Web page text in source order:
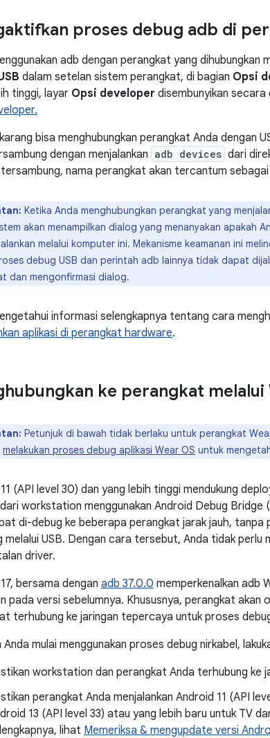
proses debug adb di
adb dengan perangkat yang dihubungkan
dalam setelan sistem perangkat, di bagian Opsi
tinggi, layar Opsi developer disembunyikan
bisa menghubungkan perangkat Anda dengan
dengan menjalankan adb devices dari
nama perangkat akan tercantum
Ketika Anda menghubungkan perangkat yang
akan menampilkan dialog yang menanyakan apakah
melalui komputer ini. Mekanisme keamanan ini
debug USB dan perintah adb lainnya tidak dapat
dan mengonfirmasi dialog.
informasi selengkapnya tentang cara
aplikasi di perangkat hardware.
ke perangkat melalui
Petunjuk di bawah tidak berlaku untuk perangkat
melakukan proses debug aplikasi Wear OS untuk
(API level 30) dan yang lebih tinggi mendukung
workstation menggunakan Android Debug Bridge
di-debug ke beberapa perangkat jarak jauh, tanpa
melalui USB. Dengan cara tersebut, Anda tidak perlu
driver.
bersama dengan adb 37.0.0 memperkenalkan adb
pada versi sebelumnya. Khususnya, perangkat
terhubung ke jaringan tepercaya untuk proses
Anda mulai menggunakan proses debug nirkabel,
workstation dan perangkat Anda terhubung ke
perangkat Anda menjalankan Android 11 (API
13 (API level 33) atau yang lebih baru untuk TV
lihat Memeriksa & mengupdate versi